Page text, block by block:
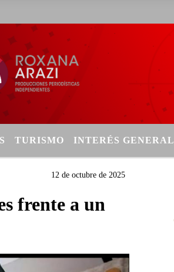
TURISMO INTERÉS GENERAL
12 de octubre de 2025
frente a un